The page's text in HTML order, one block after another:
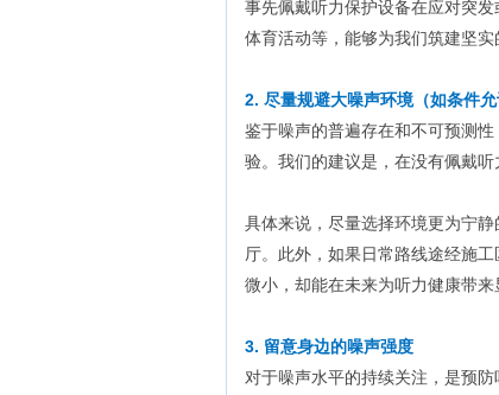
事先佩戴听力保护设备在应对突
体育活动等，能够为我们筑建坚实
2. 尽量规避大噪声环境（如条件允
鉴于噪声的普遍存在和不可预测
验。我们的建议是，在没有佩戴
具体来说，尽量选择环境更为宁
厅。此外，如果日常路线途经施
微小，却能在未来为听力健康带来
3. 留意身边的噪声强度
对于噪声水平的持续关注，是预